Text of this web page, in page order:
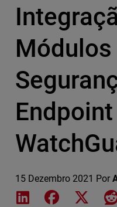
Módulos
15 Dezembro 2021 Por
Share on LinkedIn
Share onShare